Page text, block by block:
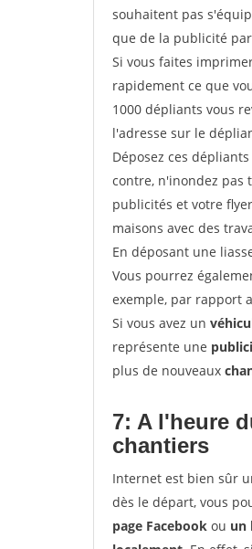
souhaitent pas
que de la publicité
Si vous faites
rapidement ce que
1000 dépliants vous
l'adresse sur le
Déposez ces
contre, n'inondez pas
publicités et votre
maisons avec des
En déposant une
Vous pourrez
exemple, par rapport
Si vous avez un
représente une
plus de nouveaux
7: A l'heure
chantiers
Internet est bien sûr
dès le départ, vous
page Facebook ou un